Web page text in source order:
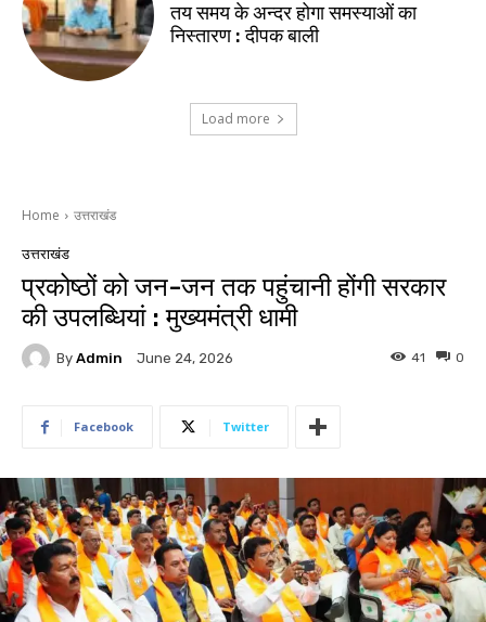
तय समय के अन्दर होगा समस्याओं का
निस्तारण : दीपक बाली
Load more